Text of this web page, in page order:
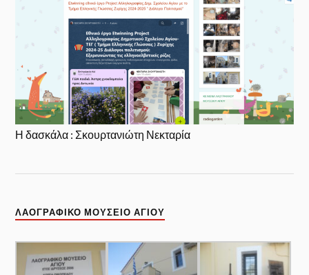
Η δασκάλα : Σκουρτανιώτη Νεκταρία
ΛΑΟΓΡΑΦΙΚΌ ΜΟΥΣΕΊΟ ΑΓΊΟΥ